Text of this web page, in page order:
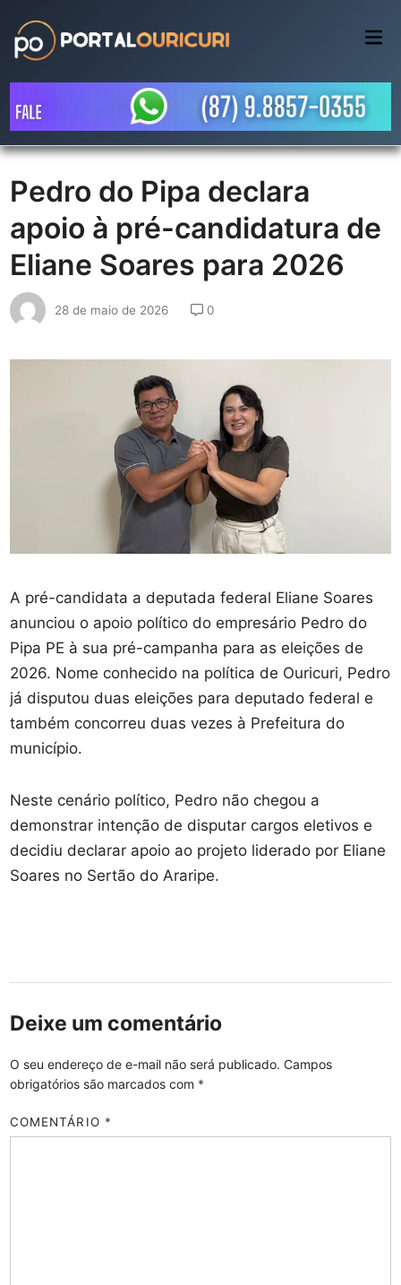
content
Pedro do Pipa declara
apoio à pré-candidatura de
Eliane Soares para 2026
28 de maio de 2026 0
A pré-candidata a deputada federal Eliane Soares
anunciou o apoio político do empresário Pedro do
Pipa PE à sua pré-campanha para as eleições de
2026. Nome conhecido na política de Ouricuri, Pedro
já disputou duas eleições para deputado federal e
também concorreu duas vezes à Prefeitura do
município.
Neste cenário político, Pedro não chegou a
demonstrar intenção de disputar cargos eletivos e
decidiu declarar apoio ao projeto liderado por Eliane
Soares no Sertão do Araripe.
Deixe um comentário
O seu endereço de e-mail não será publicado. Campos
obrigatórios são marcados com *
COMENTÁRIO *